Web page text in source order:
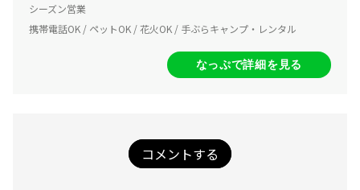
シーズン営業
携帯電話OK / ペットOK / 花火OK / 手ぶらキャンプ・レンタル
なっぷで詳細を見る
コメントする